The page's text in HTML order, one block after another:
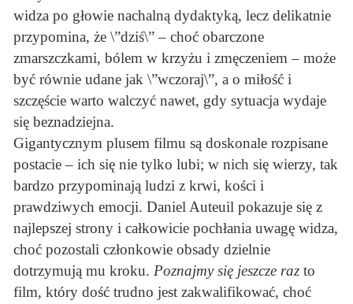
widza po głowie nachalną dydaktyką, lecz delikatnie
przypomina, że \”dziś\” – choć obarczone
zmarszczkami, bólem w krzyżu i zmęczeniem – może
być równie udane jak \”wczoraj\”, a o miłość i
szczęście warto walczyć nawet, gdy sytuacja wydaje
się beznadziejna.
Gigantycznym plusem filmu są doskonale rozpisane
postacie – ich się nie tylko lubi; w nich się wierzy, tak
bardzo przypominają ludzi z krwi, kości i
prawdziwych emocji. Daniel Auteuil pokazuje się z
najlepszej strony i całkowicie pochłania uwagę widza,
choć pozostali członkowie obsady dzielnie
dotrzymują mu kroku. Poznajmy się jeszcze razto
film, który dość trudno jest zakwalifikować, choć